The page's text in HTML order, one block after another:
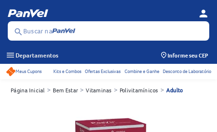
search Buscar na
person
menu Departamentos Informe seu CEP
Acessos rápidos do cabeçalho
Meus Cupons Kits e Combos Ofertas Exclusivas Combine e Ganhe Desconto de Laboratório
Página Inicial > Bem Estar > Vitaminas > Polivitamínicos > Adulto